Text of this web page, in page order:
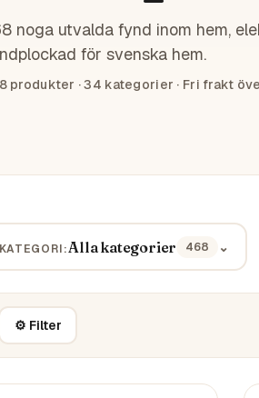
noga utvalda fynd inom hem,
för svenska hem.
produkter ·34 kategorier · Fri frakt
KATEGORI:Alla kategorier 468 ⌄
⚙ Filter